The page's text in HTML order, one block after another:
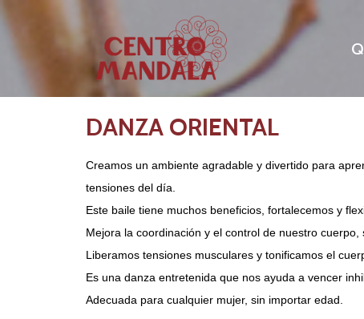
DANZA ORIENTAL
Creamos un ambiente agradable y divertido para
tensiones del día.
Este baile tiene muchos beneficios, fortalecemos y
Mejora la coordinación y el control de nuestro cuerpo,
Liberamos tensiones musculares y tonificamos el
Es una danza entretenida que nos ayuda a vencer
Adecuada para cualquier mujer, sin importar edad.